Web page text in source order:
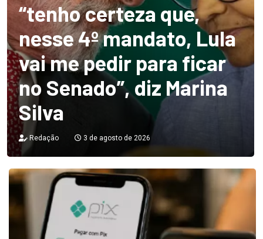
“tenho certeza que,
nesse 4º mandato, Lula
vai me pedir para ficar
no Senado”, diz Marina
Silva
Redação 3 de agosto de 2026